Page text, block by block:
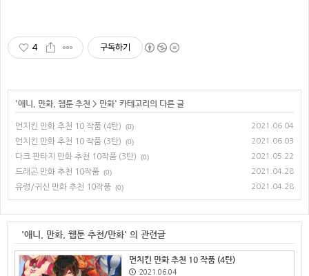
4 구독하기
'애니, 만화, 웹툰 추천 > 만화' 카테고리의 다른 글
먼치킨 만화 추천 10 작품 (4탄) (0) 2021.06.04
먼치킨 만화 추천 10 작품 (3탄) (0) 2021.06.03
다크 판타지 만화 추천 10작품 (3탄) (0) 2021.05.22
드래곤 만화 추천 10작품 (0) 2021.04.28
유령/귀신 만화 추천 10작품 (0) 2021.04.28
'애니, 만화, 웹툰 추천/만화' 의 관련글
먼치킨 만화 추천 10 작품 (4탄)
2021.06.04